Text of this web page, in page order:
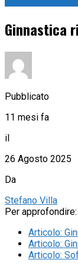
Ginnastica
Pubblicato
11 mesi fa
il
26 Agosto 2025
Da
Stefano Villa
Per approfondire:
Articolo:
Articolo:
Articolo: